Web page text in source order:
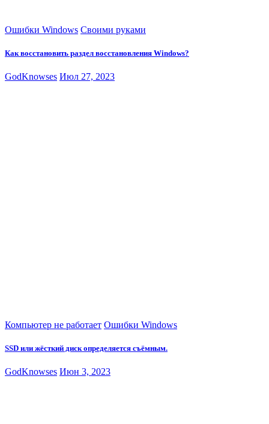
Ошибки Windows Своими руками
Как восстановить раздел восстановления Windows?
GodKnowses Июл 27, 2023
Компьютер не работает Ошибки Windows
SSD или жёсткий диск определяется съёмным.
GodKnowses Июн 3, 2023